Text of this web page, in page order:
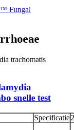
™ Fungal
snelle test
Specificatie